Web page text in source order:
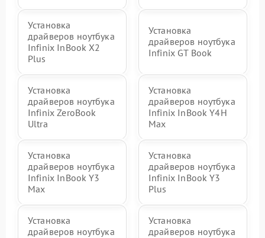
Установка
драйверов ноутбука
Infinix InBook X2
Plus
Установка
драйверов ноутбука
Infinix GT Book
Установка
драйверов ноутбука
Infinix ZeroBook
Ultra
Установка
драйверов ноутбука
Infinix InBook Y4H
Max
Установка
драйверов ноутбука
Infinix InBook Y3
Max
Установка
драйверов ноутбука
Infinix InBook Y3
Plus
Установка
драйверов ноутбука
Установка
драйверов ноутбука